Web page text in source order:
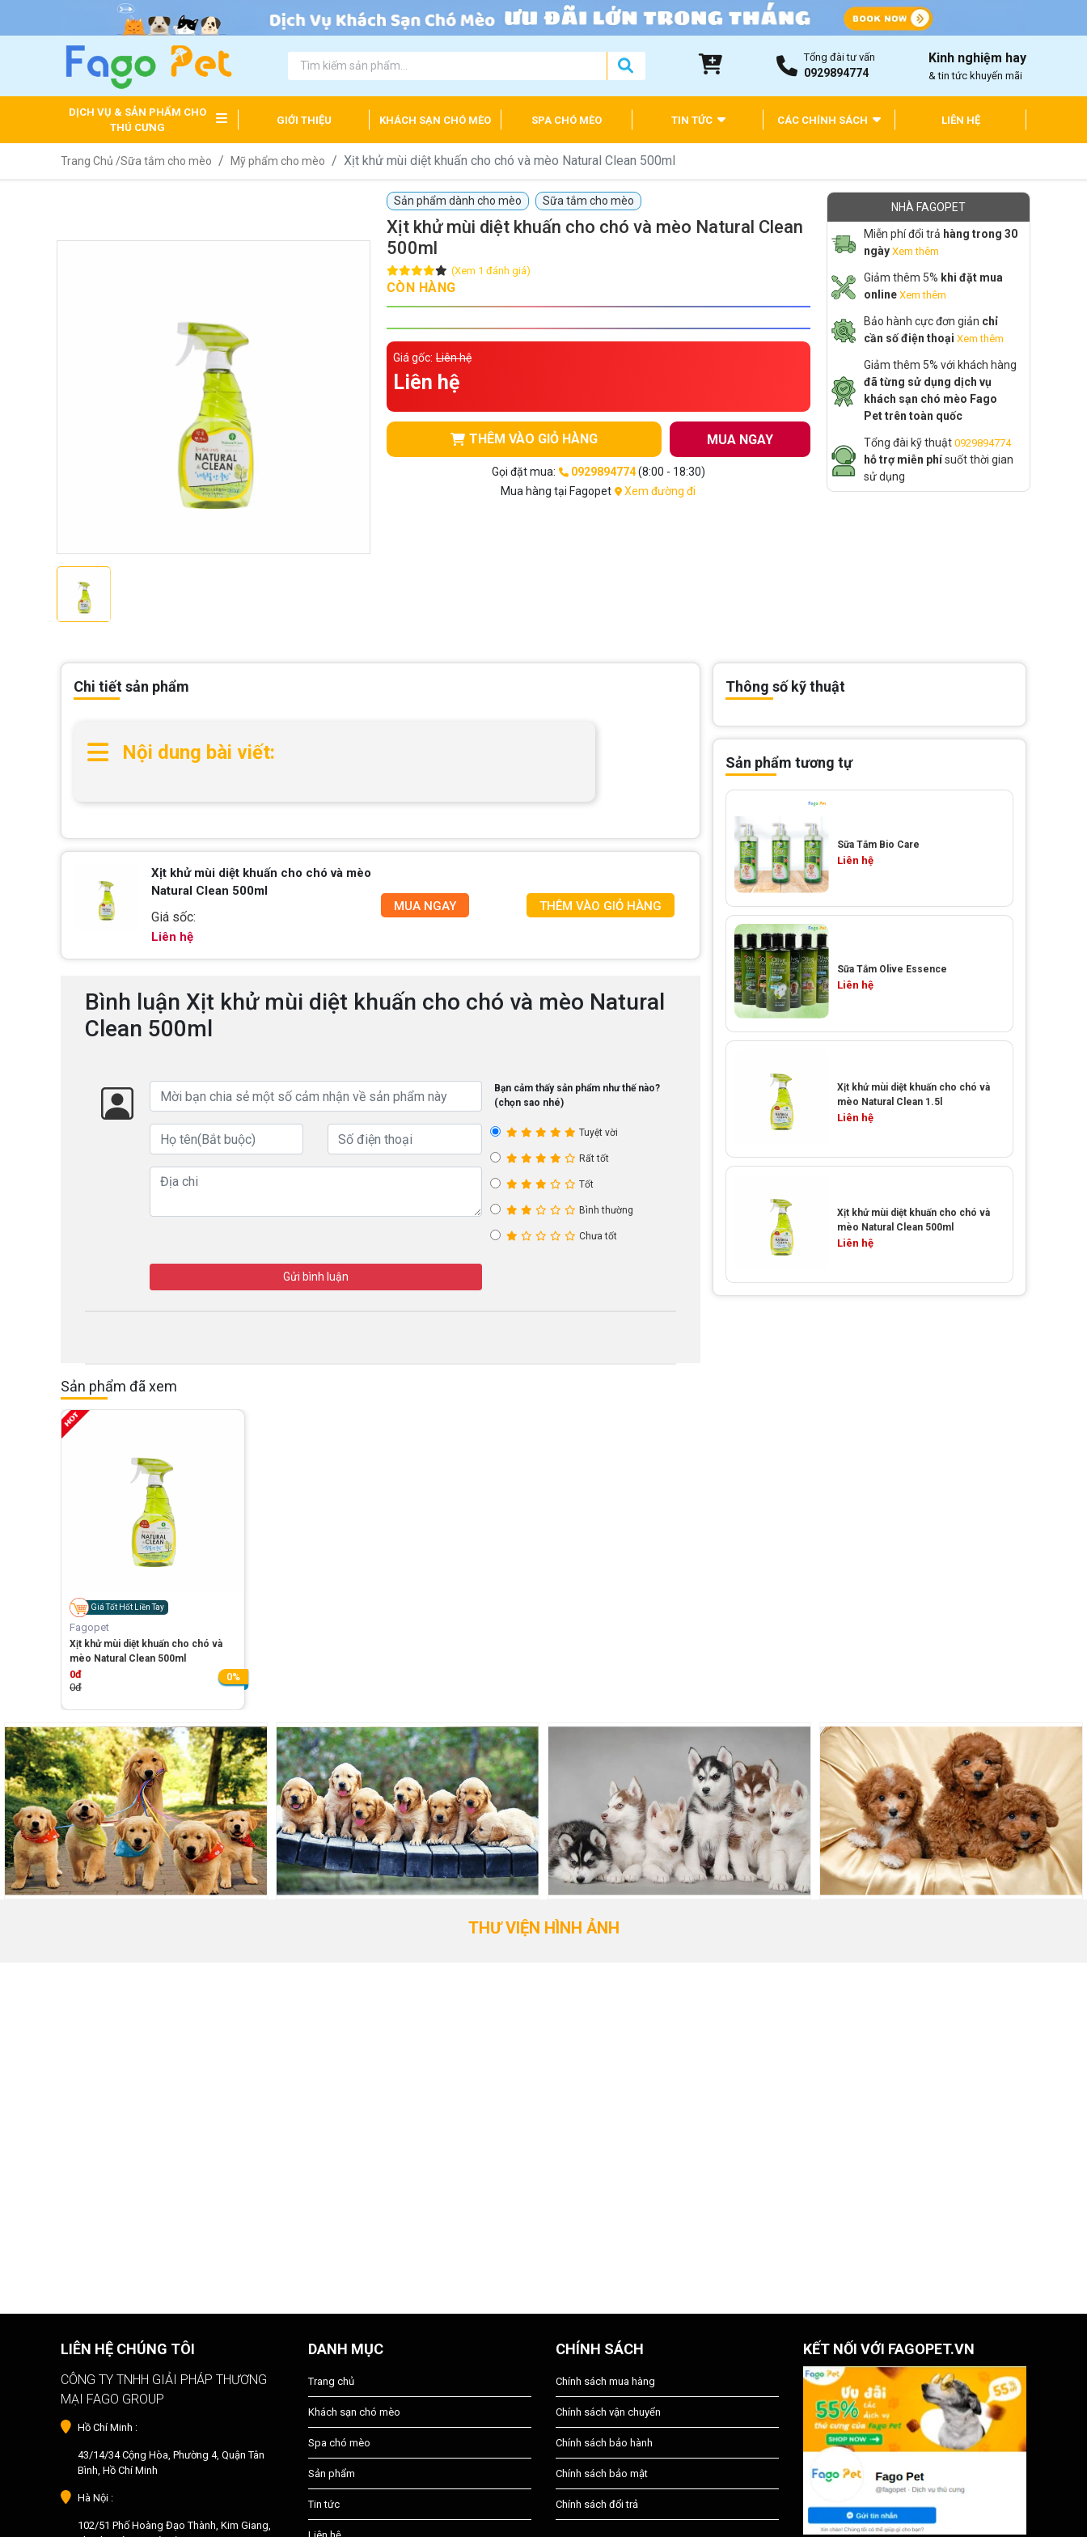
Tổng đài tư vấn
0929894774
Kinh nghiệm hay
& tin tức khuyến mãi
DỊCH VỤ & SẢN PHẨM CHO
THÚ CƯNG
GIỚI THIỆU KHÁCH SẠN CHÓ MÈO SPA CHÓ MÈO TIN TỨC CÁC CHÍNH SÁCH LIÊN HỆ
Trang Chủ /Sữa tắm cho mèo Mỹ phẩm cho mèo Xịt khử mùi diệt khuấn cho chó và mèo Natural Clean 500ml
Sản phẩm dành cho mèo Sữa tắm cho mèo
Xịt khử mùi diệt khuấn cho chó và mèo Natural Clean
500ml
(Xem 1 đánh giá)
CÒN HÀNG
Giá gốc: Liên hệ
Liên hệ
THÊM VÀO GIỎ HÀNG MUA NGAY
Gọi đặt mua: 0929894774(8:00 - 18:30)
Mua hàng tại Fagopet
Xem đường đi
NHÀ FAGOPET
Miễn phí đổi trả hàng trong 30
ngày Xem thêm
Giảm thêm 5% khi đặt mua
online Xem thêm
Bảo hành cực đơn giản chỉ
cần số điện thoại Xem thêm
Giảm thêm 5% với khách hàng
đã từng sử dụng dịch vụ
khách sạn chó mèo Fago
Pet trên toàn quốc
Tổng đài kỹ thuật 0929894774
hỗ trợ miễn phísuốt thời gian
sử dụng
Chi tiết sản phẩm
Nội dung bài viết:
Xịt khử mùi diệt khuấn cho chó và mèo
Natural Clean 500ml
Giá sốc:
Liên hệ
MUA NGAY THÊM VÀO GIỎ HÀNG
Bình luận Xịt khử mùi diệt khuấn cho chó và mèo Natural
Clean 500ml
Bạn cảm thấy sản phẩm như thế nào?
(chọn sao nhé)
Tuyệt vời
Rất tốt
Tốt
Bình thường
Chưa tốt
Gửi bình luận
Thông số kỹ thuật
Sản phẩm tương tự
Sữa Tắm Bio Care
Liên hệ
Sữa Tắm Olive Essence
Liên hệ
Xịt khử mùi diệt khuấn cho chó và
mèo Natural Clean 1.5l
Liên hệ
Xịt khử mùi diệt khuấn cho chó và
mèo Natural Clean 500ml
Liên hệ
Sản phẩm đã xem
Giá Tốt Hốt Liền Tay
Fagopet
Xịt khử mùi diệt khuấn cho chó và
mèo Natural Clean 500ml
0đ
0đ
0%
THƯ VIỆN HÌNH ẢNH
LIÊN HỆ CHÚNG TÔI
CÔNG TY TNHH GIẢI PHÁP THƯƠNG
MẠI FAGO GROUP
Hồ Chí Minh :
43/14/34 Cộng Hòa, Phường 4, Quận Tân
Bình, Hồ Chí Minh
Hà Nội :
102/51 Phố Hoàng Đạo Thành, Kim Giang,
DANH MỤC
Trang chủ
Khách sạn chó mèo
Spa chó mèo
Sản phẩm
Tin tức
CHÍNH SÁCH
Chính sách mua hàng
Chính sách vận chuyển
Chính sách bảo hành
Chính sách bảo mật
Chính sách đổi trả
KẾT NỐI VỚI FAGOPET.VN